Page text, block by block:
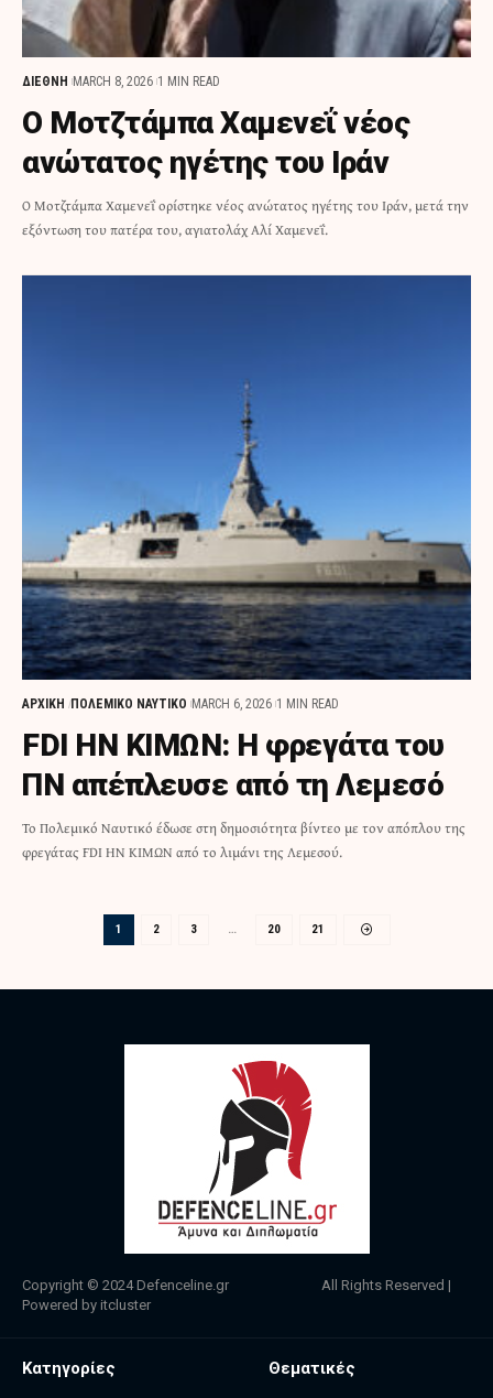
ΔΙΕΘΝΗ MARCH 8, 2026 1 MIN READ
Ο Μοτζτάμπα Χαμενεΐ νέος
ανώτατος ηγέτης του Ιράν
Ο Μοτζτάμπα Χαμενεΐ ορίστηκε νέος ανώτατος ηγέτης του Ιράν, μετά την
εξόντωση του πατέρα του, αγιατολάχ Αλί Χαμενεΐ.
ΑΡΧΙΚΗ ΠΟΛΕΜΙΚΟ ΝΑΥΤΙΚΟ MARCH 6, 2026 1 MIN READ
FDI HN ΚΙΜΩΝ: Η φρεγάτα του
ΠΝ απέπλευσε από τη Λεμεσό
Το Πολεμικό Ναυτικό έδωσε στη δημοσιότητα βίντεο με τον απόπλου της
φρεγάτας FDI HN ΚΙΜΩΝ από το λιμάνι της Λεμεσού.
1 2 3 … 20 21
Copyright © 2024 Defenceline.gr All Rights Reserved |
Powered by itcluster
Κατηγορίες Θεματικές